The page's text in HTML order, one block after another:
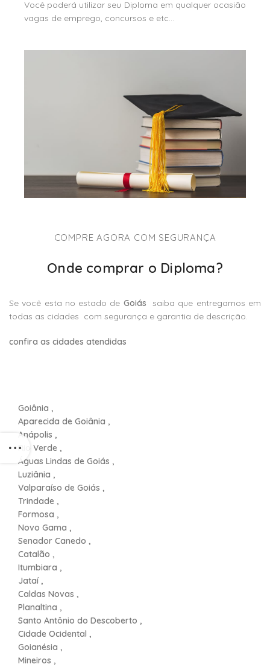
Você poderá utilizar seu Diploma em qualquer ocasião
vagas de emprego, concursos e etc…
COMPRE AGORA COM SEGURANÇA
Onde comprar o Diploma?
Se você esta no estado de Goiássaiba que entregamos em
todas as cidades com segurança e garantia de descrição.
confira as cidades atendidas
Goiânia ,
Aparecida de Goiânia ,
Anápolis ,
Rio Verde ,
Águas Lindas de Goiás ,
Luziânia ,
Valparaíso de Goiás ,
Trindade ,
Formosa ,
Novo Gama ,
Senador Canedo ,
Catalão ,
Itumbiara ,
Jataí ,
Caldas Novas ,
Planaltina ,
Santo Antônio do Descoberto ,
Cidade Ocidental ,
Goianésia ,
Mineiros ,